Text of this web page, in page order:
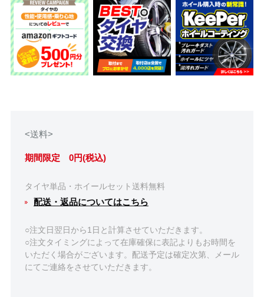
<送料>
期間限定 0円(税込)
タイヤ単品・ホイールセット送料無料
配送・返品についてはこちら
○注文日翌日から1日と計算させていただきます。
○注文タイミングによって在庫確保に表記よりもお時間を
いただく場合がございます。配送予定は確定次第、メール
にてご連絡をさせていただきます。